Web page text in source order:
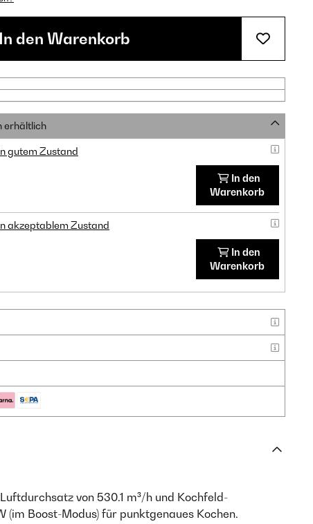
In den Warenkorb
erhältlich
gutem Zustand
In den
Warenkorb
akzeptablem Zustand
In den
Warenkorb
von 530.1 m³/h und Kochfeld-
(im Boost-Modus) für punktgenaues Kochen.